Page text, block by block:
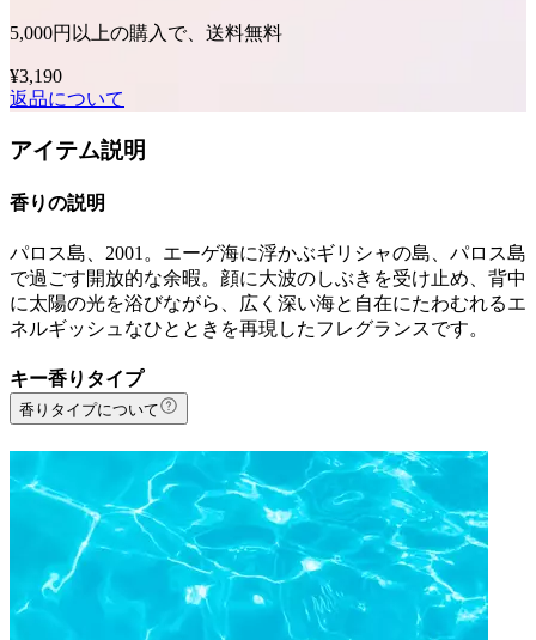
5,000円以上の購入で、送料無料
¥3,190
返品について
アイテム説明
香りの説明
パロス島、2001。エーゲ海に浮かぶギリシャの島、パロス島
で過ごす開放的な余暇。顔に大波のしぶきを受け止め、背中
に太陽の光を浴びながら、広く深い海と自在にたわむれるエ
ネルギッシュなひとときを再現したフレグランスです。
キー香りタイプ
香りタイプについて